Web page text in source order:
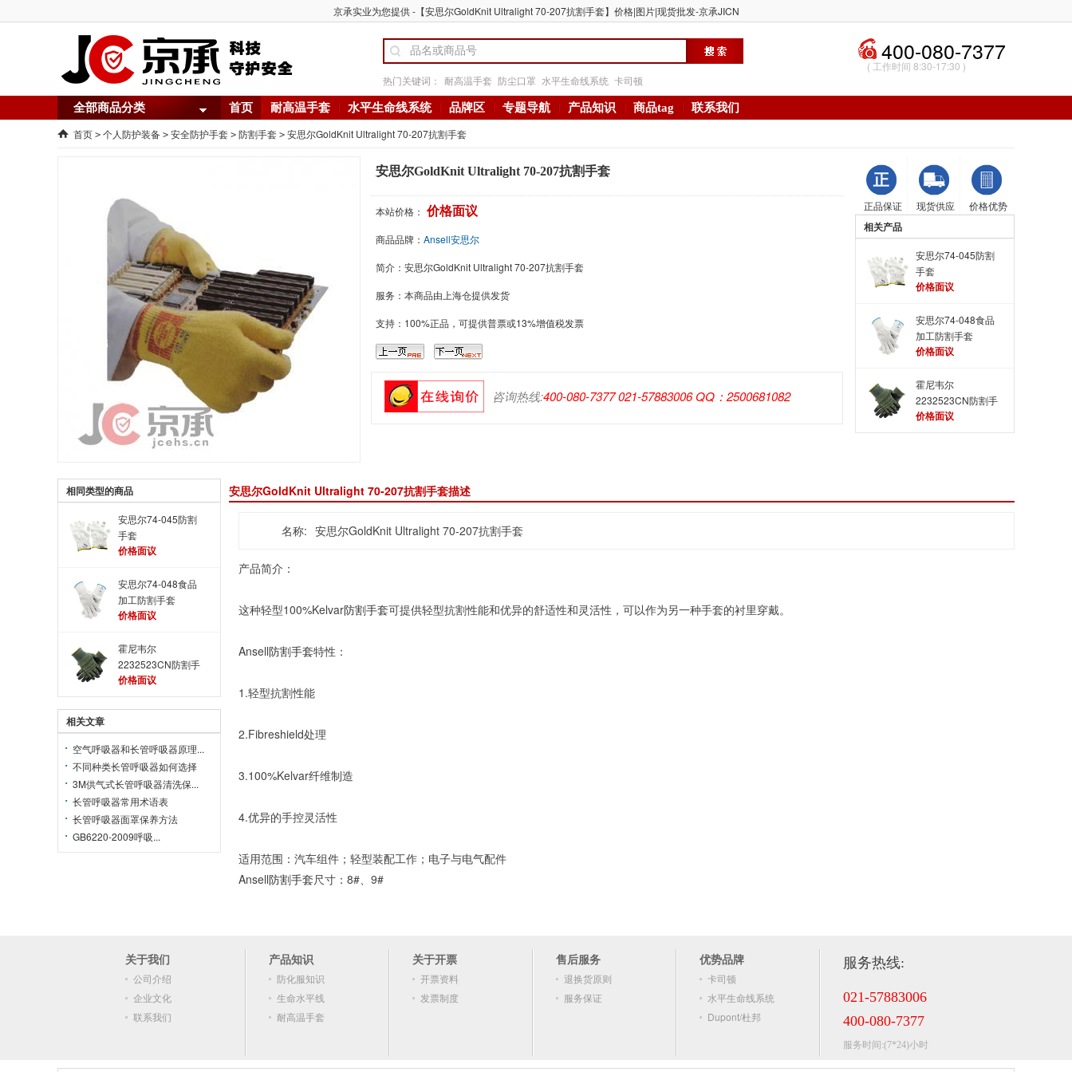
京承实业为您提供 -【安思尔GoldKnit Ultralight 70-207抗割手套】价格|图片|现货批发-京承JICN
热门关键词： 耐高温手套 防尘口罩 水平生命线系统 卡司顿
400-080-7377
( 工作时间 8:30-17:30 )
全部商品分类 首页 耐高温手套 水平生命线系统 品牌区 专题导航 产品知识 商品tag 联系我们
首页 > 个人防护装备 > 安全防护手套 > 防割手套 > 安思尔GoldKnit Ultralight 70-207抗割手套
安思尔GoldKnit Ultralight 70-207抗割手套
本站价格： 价格面议
商品品牌： Ansell安思尔
简介： 安思尔GoldKnit Ultralight 70-207抗割手套
服务：本商品由上海仓提供发货
支持：100%正品，可提供普票或13%增值税发票
咨询热线:400-080-7377 021-57883006 QQ：2500681082
正品保证 现货供应 价格优势
相关产品
安思尔74-045防割
手套
价格面议
安思尔74-048食品
加工防割手套
价格面议
霍尼韦尔
2232523CN防割手
套
价格面议
相同类型的商品
安思尔74-045防割
手套
价格面议
安思尔74-048食品
加工防割手套
价格面议
霍尼韦尔
2232523CN防割手
套
价格面议
相关文章
空气呼吸器和长管呼吸器原理...
不同种类长管呼吸器如何选择
3M供气式长管呼吸器清洗保...
长管呼吸器常用术语表
长管呼吸器面罩保养方法
GB6220-2009呼吸...
安思尔GoldKnit Ultralight 70-207抗割手套描述
名称: 安思尔GoldKnit Ultralight 70-207抗割手套
产品简介：
这种轻型100%Kelvar防割手套可提供轻型抗割性能和优异的舒适性和灵活性，可以作为另一种手套的衬里穿戴。
Ansell防割手套特性：
1.轻型抗割性能
2.Fibreshield处理
3.100%Kelvar纤维制造
4.优异的手控灵活性
适用范围：汽车组件；轻型装配工作；电子与电气配件
Ansell防割手套尺寸：8#、9#
关于我们
公司介绍
企业文化
联系我们
产品知识
防化服知识
生命水平线
耐高温手套
关于开票
开票资料
发票制度
售后服务
退换货原则
服务保证
优势品牌
卡司顿
水平生命线系统
Dupont/杜邦
服务热线:
021-57883006
400-080-7377
服务时间:(7*24)小时